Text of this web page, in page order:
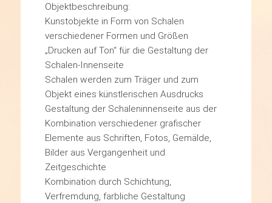
Objektbeschreibung:
Kunstobjekte in Form von Schalen
verschiedener Formen und Größen
„Drucken auf Ton“ für die Gestaltung der
Schalen-Innenseite
Schalen werden zum Träger und zum
Objekt eines künstlerischen Ausdrucks
Gestaltung der Schaleninnenseite aus der
Kombination verschiedener grafischer
Elemente aus Schriften, Fotos, Gemälde,
Bilder aus Vergangenheit und
Zeitgeschichte
Kombination durch Schichtung,
Verfremdung, farbliche Gestaltung